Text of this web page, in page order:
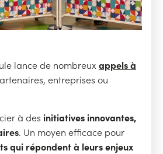
lance de nombreux appels à
entreprises ou
à des initiatives innovantes,
. Un moyen efficace pour
qui répondent à leurs enjeux